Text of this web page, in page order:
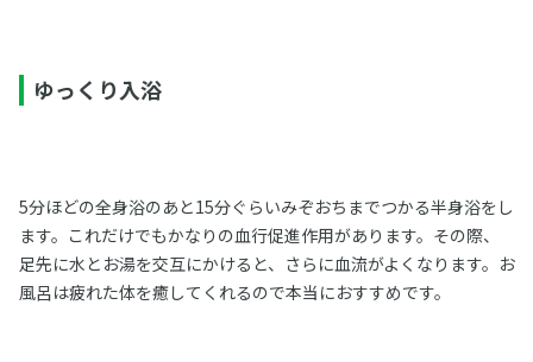
ゆっくり入浴
5分ほどの全身浴のあと15分ぐらいみぞおちまでつかる半身浴をし
ます。これだけでもかなりの血行促進作用があります。その際、
足先に水とお湯を交互にかけると、さらに血流がよくなります。お
風呂は疲れた体を癒してくれるので本当におすすめです。